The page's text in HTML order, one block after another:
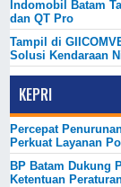
Indomobil Batam
dan QT Pro
Tampil di
Solusi Kendaraan
KEPRI
Percepat
Perkuat Layanan
BP Batam Dukung
Ketentuan